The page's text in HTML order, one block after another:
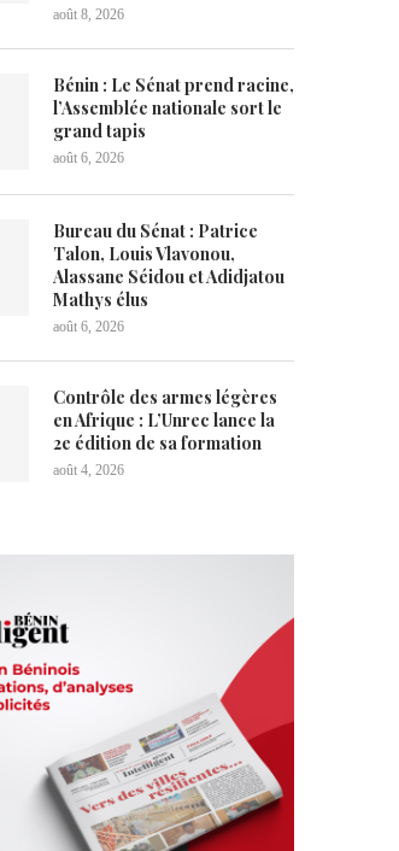
août 8, 2026
Bénin : Le Sénat prend racine,
l’Assemblée nationale sort le
grand tapis
août 6, 2026
Bureau du Sénat : Patrice
Talon, Louis Vlavonou,
Alassane Séidou et Adidjatou
Mathys élus
août 6, 2026
Contrôle des armes légères
en Afrique : L’Unrec lance la
2e édition de sa formation
août 4, 2026